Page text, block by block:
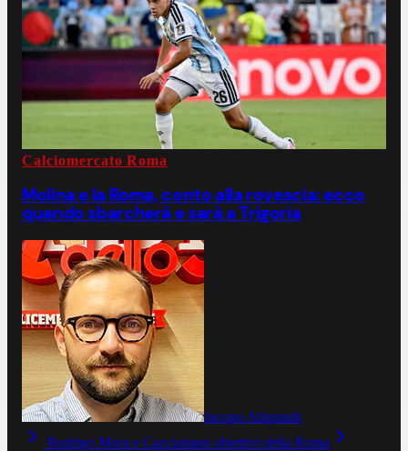
Calciomercato Roma
Molina e la Roma, conto alla rovescia: ecco
quando sbarcherà e sarà a Trigoria
Jacopo Aliprandi
Rodrigo Mora e Cacciamani obiettivi della Roma